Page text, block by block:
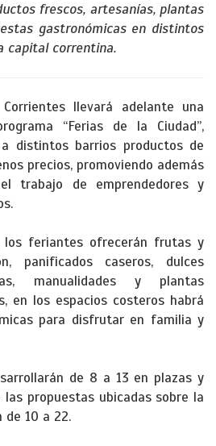
frescos, artesanías, plantas
gastronómicas en distintos
capital correntina.
llevará adelante una
“Ferias de la Ciudad”,
distintos barrios productos de
precios, promoviendo además
trabajo de emprendedores y
los feriantes ofrecerán frutas y
panificados caseros, dulces
manualidades y plantas
en los espacios costeros habrá
para disfrutar en familia y
de 8 a 13 en plazas y
propuestas ubicadas sobre la
de 10 a 22.